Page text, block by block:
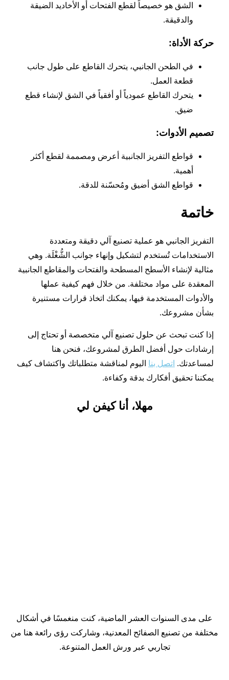
الشق هو خصيصاً لقطع الفتحات أو الأخاديد الضيقة
والدقيقة.
حركة الأداة:
في الطحن الجانبي، يتحرك القاطع على طول جانب
قطعة العمل.
يتحرك القاطع عمودياً أو أفقياً في الشق لإنشاء قطع
ضيق.
تصميم الأدوات:
قواطع التفريز الجانبية أعرض ومصممة لقطع أكثر
أهمية.
قواطع الشق أضيق ومُحسّنة للدقة.
خاتمة
التفريز الجانبي هو عملية تصنيع آلي دقيقة ومتعددة
الاستخدامات تُستخدم لتشكيل وإنهاء جوانب الشُّغْلَة. وهي
مثالية لإنشاء الأسطح المسطحة والفتحات والمقاطع الجانبية
المعقدة على مواد مختلفة. من خلال فهم كيفية عملها
والأدوات المستخدمة فيها، يمكنك اتخاذ قرارات مستنيرة
بشأن مشروعك.
إذا كنت تبحث عن حلول تصنيع آلي متخصصة أو تحتاج إلى
إرشادات حول أفضل الطرق لمشروعك، فنحن هنا
لمساعدتك. اتصل بنا اليوم لمناقشة متطلباتك واكتشاف كيف
يمكننا تحقيق أفكارك بدقة وكفاءة.
مهلا، أنا كيفن لي
على مدى السنوات العشر الماضية، كنت منغمسًا في أشكال
مختلفة من تصنيع الصفائح المعدنية، وشاركت رؤى رائعة هنا من
تجاربي عبر ورش العمل المتنوعة.